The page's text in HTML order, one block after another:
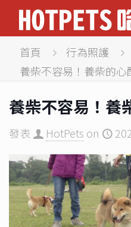
首頁 行為照護
養柴不容易！養柴的心
養柴不容易！養
發表 HotPets on